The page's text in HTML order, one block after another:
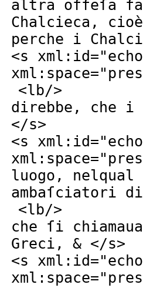
altra offeſa
Chalcieca,
perche i
<s xml:id="
xml:space="
<lb/>
direbbe, che i
</s>
<s xml:id="
xml:space="
luogo,
ambaſciatori
<lb/>
che ſi
Greci, & </s>
<s xml:id="
xml:space="